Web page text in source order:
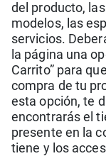
del producto,
modelos, las
servicios.
la página una
Carrito” para
compra de tu
esta opción, te
encontrarás el
presente en la
tiene y los